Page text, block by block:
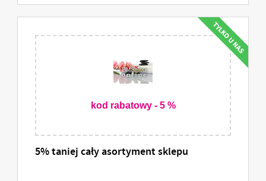
kod rabatowy - 5 %
5% taniej cały asortyment sklepu